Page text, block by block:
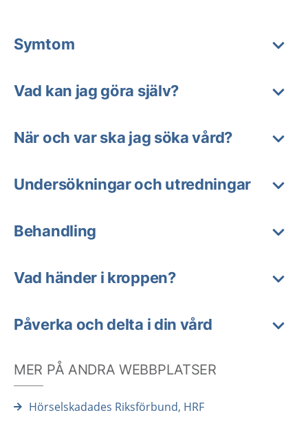
Symtom
Vad kan jag göra själv?
När och var ska jag söka vård?
Undersökningar och utredningar
Behandling
Vad händer i kroppen?
Påverka och delta i din vård
MER PÅ ANDRA WEBBPLATSER
Hörselskadades Riksförbund, HRF